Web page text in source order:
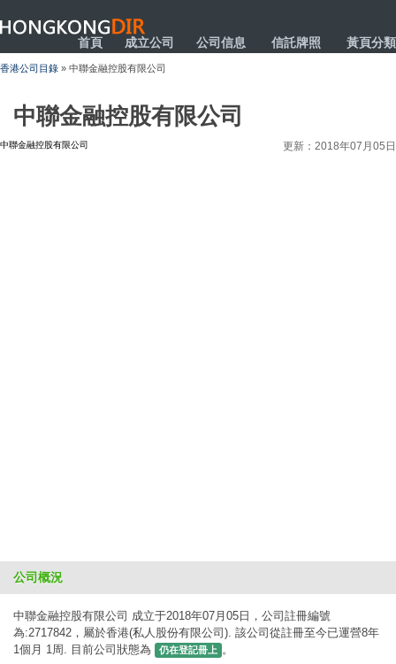
HONGKONGDIR
首頁 成立公司 公司信息 信託牌照 黃頁分類
香港公司目錄 » 中聯金融控股有限公司
中聯金融控股有限公司
中聯金融控股有限公司 更新：2018年07月05日
公司概況
中聯金融控股有限公司 成立于2018年07月05日，公司註冊編號
為:2717842，屬於香港(私人股份有限公司). 該公司從註冊至今已運營8年
1個月 1周. 目前公司狀態為
仍在登記冊上 。